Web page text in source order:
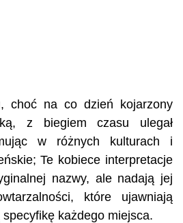
choć na co dzień kojarzony
z biegiem czasu ulegał
w różnych kulturach i
Te kobiece interpretacje
nazwy, ale nadają jej
które ujawniają
każdego miejsca.